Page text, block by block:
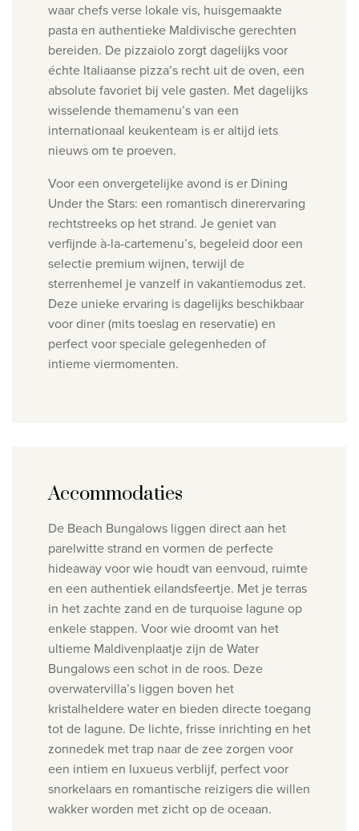
waar chefs verse lokale vis, huisgemaakte
pasta en authentieke Maldivische gerechten
bereiden. De pizzaiolo zorgt dagelijks voor
échte Italiaanse pizza’s recht uit de oven, een
absolute favoriet bij vele gasten. Met dagelijks
wisselende themamenu’s van een
internationaal keukenteam is er altijd iets
nieuws om te proeven.
Voor een onvergetelijke avond is er Dining
Under the Stars: een romantisch dinerervaring
rechtstreeks op het strand. Je geniet van
verfijnde à-la-cartemenu’s, begeleid door een
selectie premium wijnen, terwijl de
sterrenhemel je vanzelf in vakantiemodus zet.
Deze unieke ervaring is dagelijks beschikbaar
voor diner (mits toeslag en reservatie) en
perfect voor speciale gelegenheden of
intieme viermomenten.
Accommodaties
De Beach Bungalows liggen direct aan het
parelwitte strand en vormen de perfecte
hideaway voor wie houdt van eenvoud, ruimte
en een authentiek eilandsfeertje. Met je terras
in het zachte zand en de turquoise lagune op
enkele stappen. Voor wie droomt van het
ultieme Maldivenplaatje zijn de Water
Bungalows een schot in de roos. Deze
overwatervilla’s liggen boven het
kristalheldere water en bieden directe toegang
tot de lagune. De lichte, frisse inrichting en het
zonnedek met trap naar de zee zorgen voor
een intiem en luxueus verblijf, perfect voor
snorkelaars en romantische reizigers die willen
wakker worden met zicht op de oceaan.